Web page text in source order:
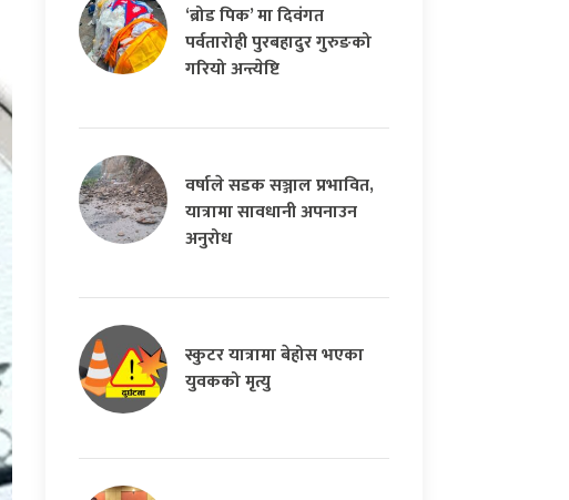
‘ब्रोड पिक’ मा दिवंगत
पर्वतारोही पुरबहादुर गुरुङको
गरियो अन्त्येष्टि
वर्षाले सडक सञ्जाल प्रभावित,
यात्रामा सावधानी अपनाउन
अनुरोध
स्कुटर यात्रामा बेहोस भएका
युवकको मृत्यु